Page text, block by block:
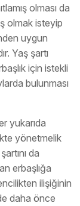
olması da
olmak isteyip
uygun
Yaş şartı
için istekli
bulunması
yukarıda
yönetmelik
da
erbaşlığa
ilişiğinin
daha önce